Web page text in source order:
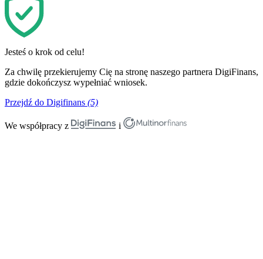
Jesteś o krok od celu!
Za chwilę przekierujemy Cię na stronę naszego partnera DigiFinans,
gdzie dokończysz wypełniać wniosek.
Przejdź do Digifinans (5)
We współpracy z i